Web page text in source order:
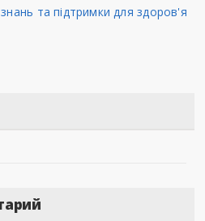
та підтримки для здоров'я